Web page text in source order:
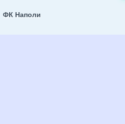
ФК Наполи